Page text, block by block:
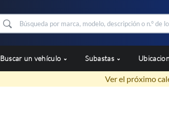
Buscar un vehículo Subastas
Ver el próximo